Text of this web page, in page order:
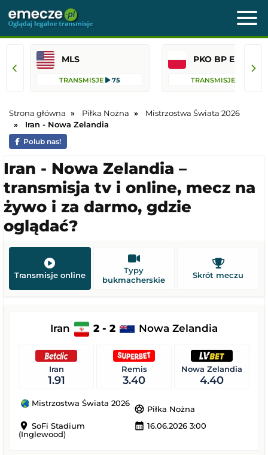
MLS
TRANSMISJE 75 TRANSMISJE
Strona główna Piłka Nożna
Mistrzostwa Świata 2026
Iran - Nowa Zelandia
Polub nas!
Iran - Nowa Zelandia –
transmisja tv i online, mecz na
żywo i za darmo, gdzie
oglądać?
Transmisje online
Typy
bukmacherskie
Skrót meczu
Iran 2 - 2 Nowa Zelandia
Iran
1.91
Remis
3.40
Nowa Zelandia
4.40
Mistrzostwa Świata 2026
sports_soccer Piłka Nożna
location_on SoFi Stadium
(Inglewood)
calendar_month 16.06.2026 3:00